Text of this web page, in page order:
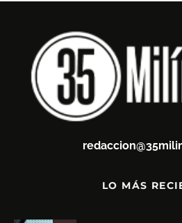
LO MÁS